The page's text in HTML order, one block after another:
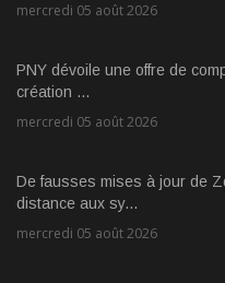
mercredi 05 août 2026
PNY dévoile une offre de
création ...
mercredi 05 août 2026
De fausses mises à jour de
distance aux sy...
mercredi 05 août 2026